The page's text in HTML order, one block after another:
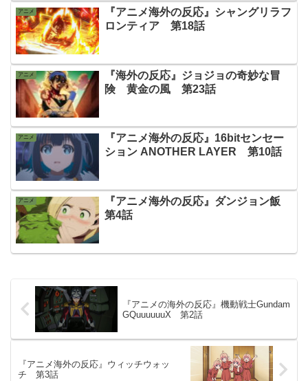
アニメ
『アニメ海外の反応』シャングリラフ
ロンティア 第18話
アニメ
『海外の反応』ジョジョの奇妙な冒
険 黄金の風 第23話
アニメ
『アニメ海外の反応』16bitセンセー
ション ANOTHER LAYER 第10話
アニメ
『アニメ海外の反応』ダンジョン飯
第4話
『アニメの海外の反応』機動戦士Gundam
GQuuuuuuX 第2話
『アニメ海外の反応』ウィッチウォッ
チ 第3話